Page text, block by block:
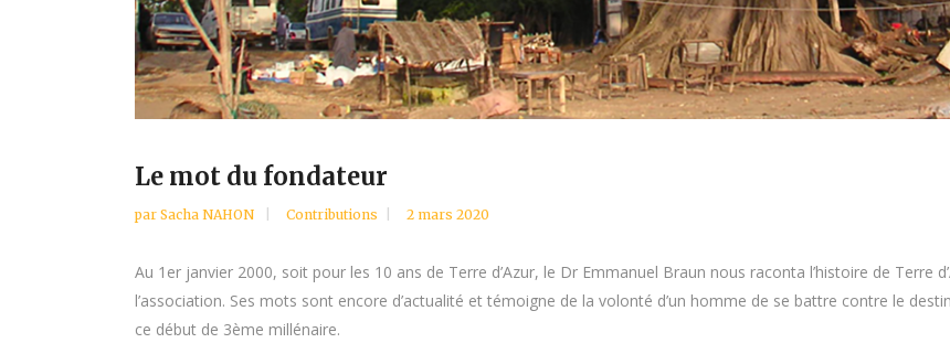
Le mot du fondateur
par Sacha NAHON Contributions 2 mars 2020
Au 1er janvier 2000, soit pour les 10 ans de Terre d’Azur, le Dr Emmanuel Braun nous raconta l’histoire de Terre
l’association. Ses mots sont encore d’actualité et témoigne de la volonté d’un homme de se battre contre le
ce début de 3ème millénaire.